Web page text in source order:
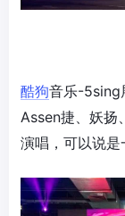
酷狗音乐-5sing
Assen捷、妖扬
演唱，可以说是